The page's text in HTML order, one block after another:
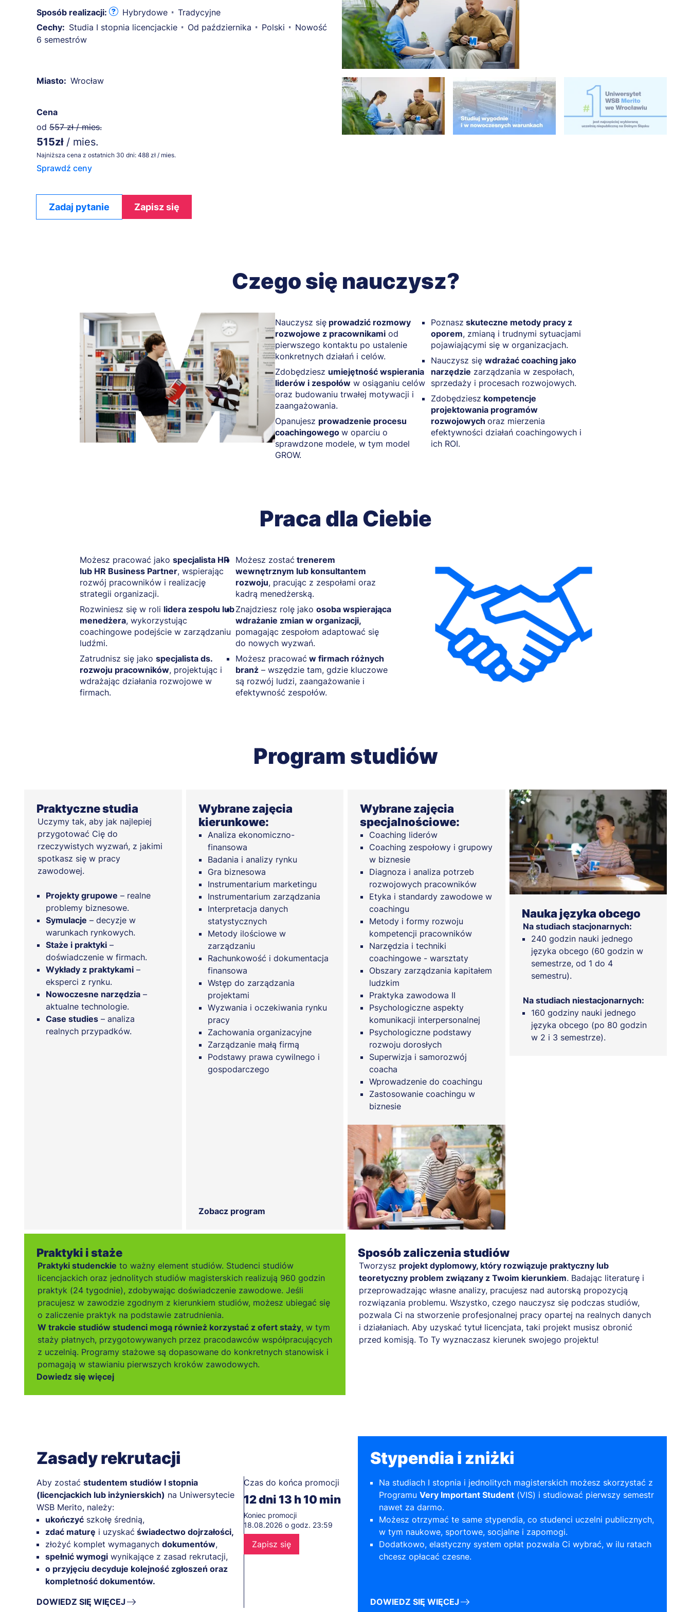
Sposób realizacji: Hybrydowe
Tradycyjne
Cechy: Studia I stopnia licencjackie Od października Polski
Nowość
6 semestrów
Miasto: Wrocław
Cena
od 557 zł / mies.
515zł / mies.
Najniższa cena z ostatnich 30 dni: 488 zł / mies.
Sprawdź ceny
Zadaj pytanie Zapisz się
Czego się nauczysz?
Nauczysz się prowadzić rozmowy
rozwojowe z pracownikami od
pierwszego kontaktu po ustalenie
konkretnych działań i celów.
Zdobędziesz umiejętność wspierania
liderów i zespołów w osiąganiu celów
oraz budowaniu trwałej motywacji i
zaangażowania.
Opanujesz prowadzenie procesu
coachingowego w oparciu o
sprawdzone modele, w tym model
GROW.
Poznasz skuteczne metody pracy z
oporem, zmianą i trudnymi sytuacjami
pojawiającymi się w organizacjach.
Nauczysz się wdrażać coaching jako
narzędzie zarządzania w zespołach,
sprzedaży i procesach rozwojowych.
Zdobędziesz kompetencje
projektowania programów
rozwojowych oraz mierzenia
efektywności działań coachingowych i
ich ROI.
Praca dla Ciebie
Możesz pracować jako specjalista HR
lub HR Business Partner, wspierając
rozwój pracowników i realizację
strategii organizacji.
Rozwiniesz się w roli lidera zespołu lub
menedżera, wykorzystując
coachingowe podejście w zarządzaniu
ludźmi.
Zatrudnisz się jako specjalista ds.
rozwoju pracowników, projektując i
wdrażając działania rozwojowe w
firmach.
Możesz zostać trenerem
wewnętrznym lub konsultantem
rozwoju, pracując z zespołami oraz
kadrą menedżerską.
Znajdziesz rolę jako osoba wspierająca
wdrażanie zmian w organizacji,
pomagając zespołom adaptować się
do nowych wyzwań.
Możesz pracować w firmach różnych
branż – wszędzie tam, gdzie kluczowe
są rozwój ludzi, zaangażowanie i
efektywność zespołów.
Program studiów
Praktyczne studia
Uczymy tak, aby jak najlepiej
przygotować Cię do
rzeczywistych wyzwań, z jakimi
spotkasz się w pracy
zawodowej.
Projekty grupowe – realne
problemy biznesowe.
Symulacje – decyzje w
warunkach rynkowych.
Staże i praktyki –
doświadczenie w firmach.
Wykłady z praktykami –
eksperci z rynku.
Nowoczesne narzędzia –
aktualne technologie.
Case studies – analiza
realnych przypadków.
Wybrane zajęcia
kierunkowe:
Analiza ekonomiczno-
finansowa
Badania i analizy rynku
Gra biznesowa
Instrumentarium marketingu
Instrumentarium zarządzania
Interpretacja danych
statystycznych
Metody ilościowe w
zarządzaniu
Rachunkowość i dokumentacja
finansowa
Wstęp do zarządzania
projektami
Wyzwania i oczekiwania rynku
pracy
Zachowania organizacyjne
Zarządzanie małą firmą
Podstawy prawa cywilnego i
gospodarczego
Zobacz program
Wybrane zajęcia
specjalnościowe:
Coaching liderów
Coaching zespołowy i grupowy
w biznesie
Diagnoza i analiza potrzeb
rozwojowych pracowników
Etyka i standardy zawodowe w
coachingu
Metody i formy rozwoju
kompetencji pracowników
Narzędzia i techniki
coachingowe - warsztaty
Obszary zarządzania kapitałem
ludzkim
Praktyka zawodowa II
Psychologiczne aspekty
komunikacji interpersonalnej
Psychologiczne podstawy
rozwoju dorosłych
Superwizja i samorozwój
coacha
Wprowadzenie do coachingu
Zastosowanie coachingu w
biznesie
Nauka języka obcego
Na studiach stacjonarnych:
240 godzin nauki jednego
języka obcego (60 godzin w
semestrze, od 1 do 4
semestru).
Na studiach niestacjonarnych:
160 godziny nauki jednego
języka obcego (po 80 godzin
w 2 i 3 semestrze).
Praktyki i staże
Praktyki studenckie to ważny element studiów. Studenci studiów
licencjackich oraz jednolitych studiów magisterskich realizują 960 godzin
praktyk (24 tygodnie), zdobywając doświadczenie zawodowe. Jeśli
pracujesz w zawodzie zgodnym z kierunkiem studiów, możesz ubiegać się
o zaliczenie praktyk na podstawie zatrudnienia.
W trakcie studiów studenci mogą również korzystać z ofert staży, w tym
staży płatnych, przygotowywanych przez pracodawców współpracujących
z uczelnią. Programy stażowe są dopasowane do konkretnych stanowisk i
pomagają w stawianiu pierwszych kroków zawodowych.
Dowiedz się więcej
Sposób zaliczenia studiów
Tworzysz projekt dyplomowy, który rozwiązuje praktyczny lub
teoretyczny problem związany z Twoim kierunkiem. Badając literaturę i
przeprowadzając własne analizy, pracujesz nad autorską propozycją
rozwiązania problemu. Wszystko, czego nauczysz się podczas studiów,
pozwala Ci na stworzenie profesjonalnej pracy opartej na realnych danych
i działaniach. Aby uzyskać tytuł licencjata, taki projekt musisz obronić
przed komisją. To Ty wyznaczasz kierunek swojego projektu!
Zasady rekrutacji
Aby zostać studentem studiów I stopnia
(licencjackich lub inżynierskich) na Uniwersytecie
WSB Merito, należy:
ukończyć szkołę średnią,
zdać maturę i uzyskać świadectwo dojrzałości,
złożyć komplet wymaganych dokumentów,
spełnić wymogi wynikające z zasad rekrutacji,
o przyjęciu decyduje kolejność zgłoszeń oraz
kompletność dokumentów.
DOWIEDZ SIĘ WIĘCEJ
Czas do końca promocji
12dni 13 h10 min
Koniec promocji
18.08.2026 o godz. 23:59
Zapisz się
Stypendia i zniżki
Na studiach I stopnia i jednolitych magisterskich możesz skorzystać z
Programu Very Important Student (VIS) i studiować pierwszy semestr
nawet za darmo.
Możesz otrzymać te same stypendia, co studenci uczelni publicznych,
w tym naukowe, sportowe, socjalne i zapomogi.
Dodatkowo, elastyczny system opłat pozwala Ci wybrać, w ilu ratach
chcesz opłacać czesne.
DOWIEDZ SIĘ WIĘCEJ